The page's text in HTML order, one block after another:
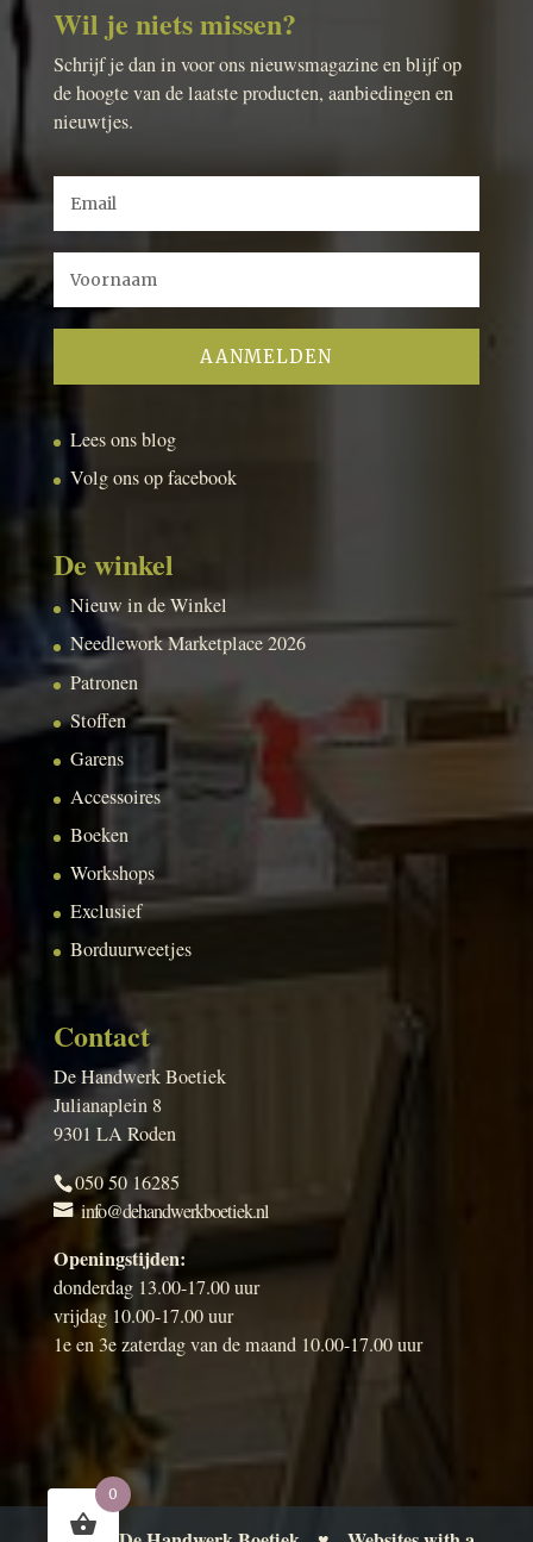
Wil je niets missen?
Schrijf je dan in voor ons nieuwsmagazine en blijf op
de hoogte van de laatste producten, aanbiedingen en
nieuwtjes.
Lees ons blog
Volg ons op facebook
De winkel
Nieuw in de Winkel
Needlework Marketplace 2026
Patronen
Stoffen
Garens
Accessoires
Boeken
Workshops
Exclusief
Borduurweetjes
Contact
De Handwerk Boetiek
Julianaplein 8
9301 LA Roden
050 50 16285
info@dehandwerkboetiek.nl
Openingstijden:
donderdag 13.00-17.00 uur
vrijdag 10.00-17.00 uur
1e en 3e zaterdag van de maand 10.00-17.00 uur
0